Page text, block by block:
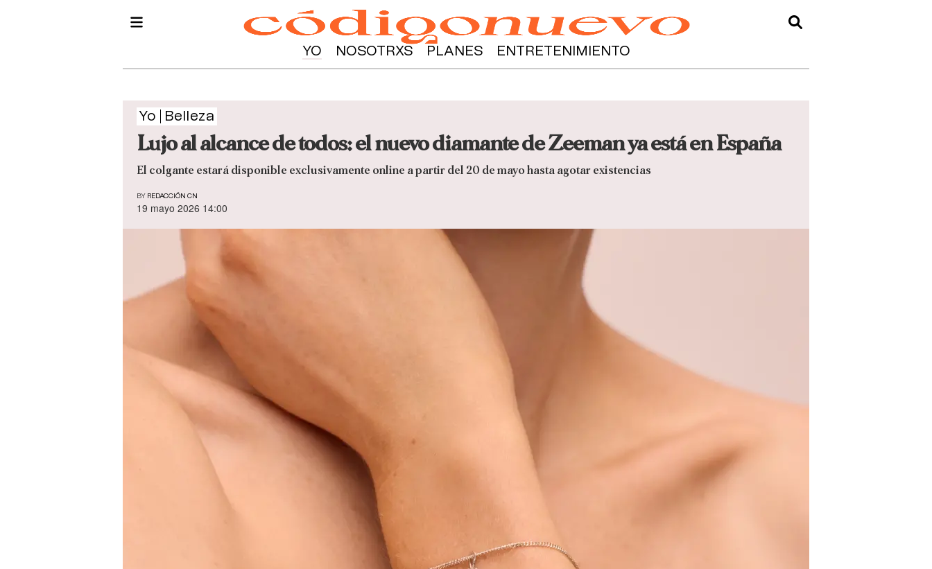
YO NOSOTRXS PLANES ENTRETENIMIENTO
Yo Belleza
Lujo al alcance de todos: el nuevo diamante de Zeeman ya está en España
El colgante estará disponible exclusivamente online a partir del 20 de mayo hasta agotar existencias
BY REDACCIÓN CN
19 mayo 2026 14:00